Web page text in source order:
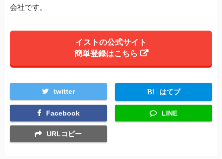
会社です。
イストの公式サイト
簡単登録はこちら
twitter はてブ
Facebook LINE
URLコピー